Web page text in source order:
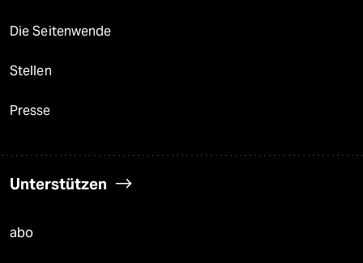
Die Seitenwende
Stellen
Presse
Unterstützen
abo